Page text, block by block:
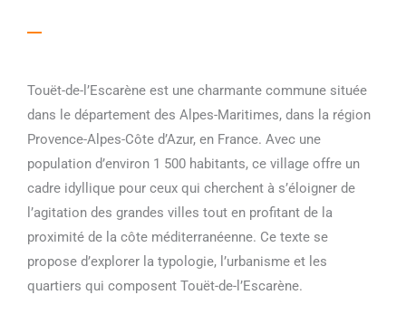
Touët-de-l’Escarène est une charmante commune située
dans le département des Alpes-Maritimes, dans la région
Provence-Alpes-Côte d’Azur, en France. Avec une
population d’environ 1 500 habitants, ce village offre un
cadre idyllique pour ceux qui cherchent à s’éloigner de
l’agitation des grandes villes tout en profitant de la
proximité de la côte méditerranéenne. Ce texte se
propose d’explorer la typologie, l’urbanisme et les
quartiers qui composent Touët-de-l’Escarène.